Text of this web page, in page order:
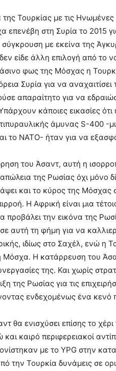
Τουρκίας με τις Ηνωμένες
στη Συρία το 2015
με εκείνα της
είδε άλλη επιλογή από το
φως της Μόσχας η
Συρία για να
απαραίτητο για να
κάποιες εικασίες
άμυνας S-400 -
το ΝΑΤΟ- ήταν για να
του Άσαντ, αυτή η
της Ρωσίας όχι μόνο
και το κύρος της
Η Αφρική είναι μια
προβάλει την εικόνα της
αυτή τη φήμη για να
ιδίως στο Σαχέλ, ενώ η
Μόσχα. Η κατάρρευση του
της. Και χωρίς
της Ρωσίας για τις
ενδεχομένως ένα κενό
θα ενισχύσει επίσης το χέρι
καιρό περιφερειακοί
με το YPG στην
την Τουρκία δυνάμεις σε